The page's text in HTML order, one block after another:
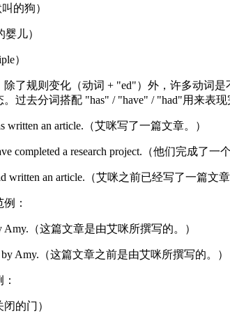
的狗）
婴儿）
）
了规则变化（动词 + "ed"）外，许多动词
过去分词搭配 "has" / "have" / "had"用来表现
written an article.（艾咪写了一篇文章。）
completed a research project.（他们完成了一
written an article.（艾咪之前已经写了一篇文章
：
Amy.（这篇文章是由艾咪所撰写的。）
by Amy.（这篇文章之前是由艾咪所撰写的。）
的门）